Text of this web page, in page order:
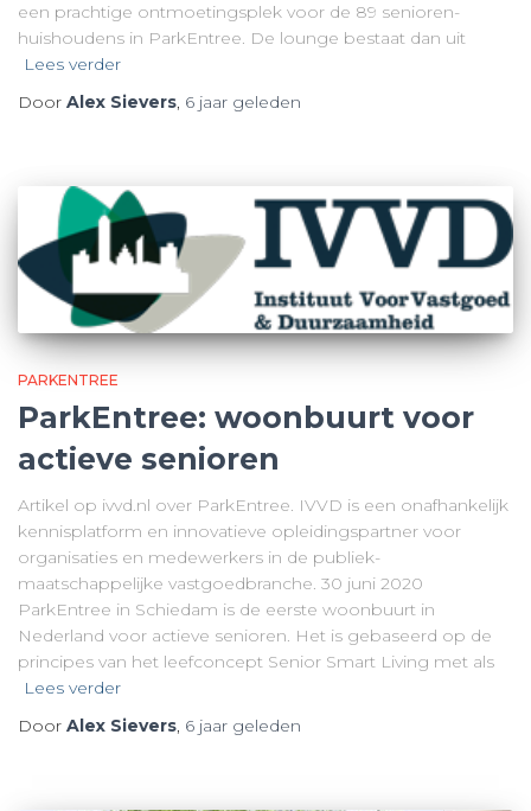
een prachtige ontmoetingsplek voor de 89 senioren-
huishoudens in ParkEntree. De lounge bestaat dan uit
Lees verder
Door Alex Sievers, 6 jaar geleden
PARKENTREE
ParkEntree: woonbuurt voor
actieve senioren
Artikel op ivvd.nl over ParkEntree. IVVD is een onafhankelijk
kennisplatform en innovatieve opleidingspartner voor
organisaties en medewerkers in de publiek-
maatschappelijke vastgoedbranche. 30 juni 2020
ParkEntree in Schiedam is de eerste woonbuurt in
Nederland voor actieve senioren. Het is gebaseerd op de
principes van het leefconcept Senior Smart Living met als
Lees verder
Door Alex Sievers, 6 jaar geleden